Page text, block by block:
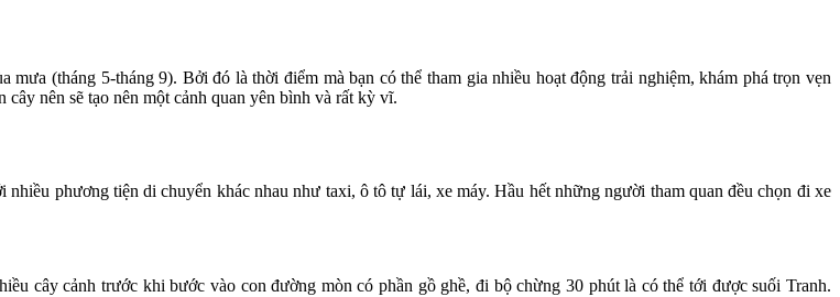
(tháng 5-tháng 9). Bởi đó là thời điểm mà bạn có thể tham gia nhiều hoạt động trải nghiệm, khám phá trọn vẹn
nên sẽ tạo nên một cảnh quan yên bình và rất kỳ vĩ.
phương tiện di chuyển khác nhau như taxi, ô tô tự lái, xe máy. Hầu hết những người tham quan đều chọn đi xe
cây cảnh trước khi bước vào con đường mòn có phần gồ ghề, đi bộ chừng 30 phút là có thể tới được suối Tranh.